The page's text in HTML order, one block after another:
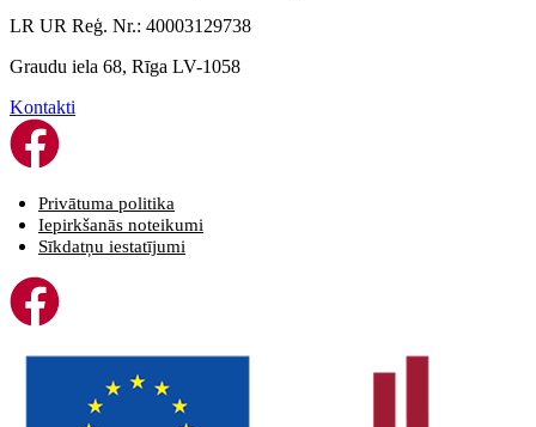
LR UR Reģ. Nr.: 40003129738
Graudu iela 68, Rīga LV-1058
Kontakti
Privātuma politika
Iepirkšanās noteikumi
Sīkdatņu iestatījumi